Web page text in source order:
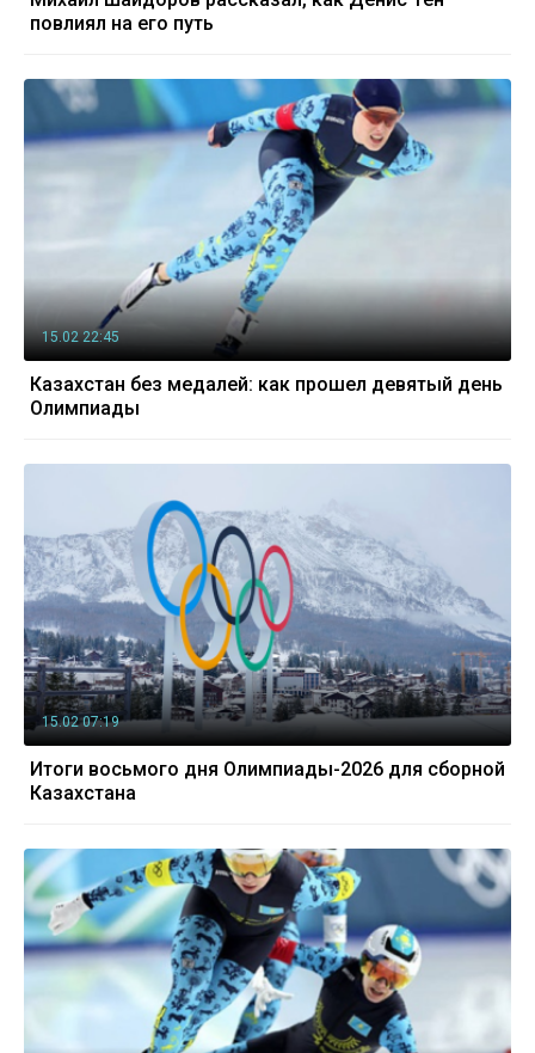
повлиял на его путь
15.02 22:45
Казахстан без медалей: как прошел девятый день
Олимпиады
15.02 07:19
Итоги восьмого дня Олимпиады-2026 для сборной
Казахстана